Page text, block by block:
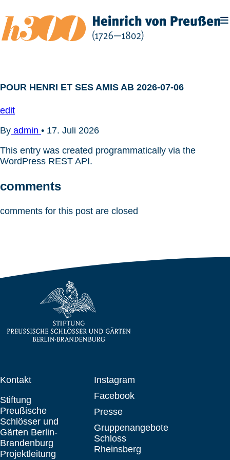
Inhalt
springen
POUR HENRI ET SES AMIS AB 2026-07-06
edit
By admin • 17. Juli 2026
This entry was created programmatically via the
WordPress REST API.
comments
comments for this post are closed
Kontakt
Stiftung
Preußische
Schlösser und
Gärten Berlin-
Brandenburg
Projektleitung
Instagram
Facebook
Presse
Gruppenangebote
Schloss
Rheinsberg